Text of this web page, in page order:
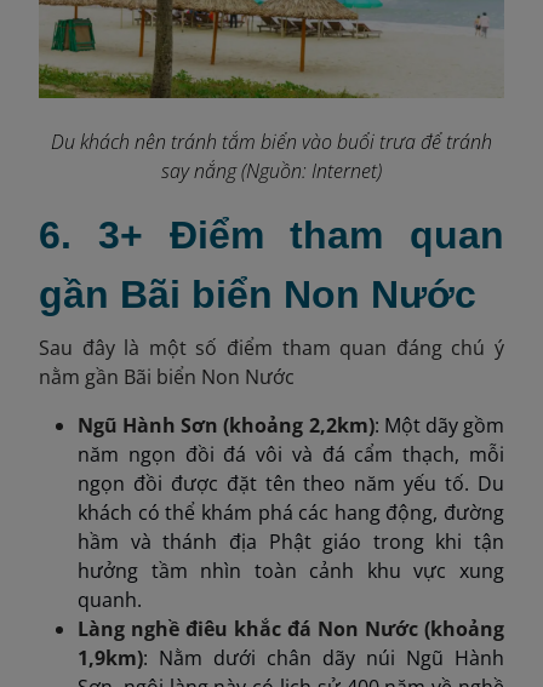
Du khách nên tránh tắm biển vào buổi trưa để tránh
say nắng (Nguồn: Internet)
6. 3+ Điểm tham quan
gần Bãi biển Non Nước
Sau đây là một số điểm tham quan đáng chú ý
nằm gần Bãi biển Non Nước
Ngũ Hành Sơn (khoảng 2,2km): Một dãy gồm
năm ngọn đồi đá vôi và đá cẩm thạch, mỗi
ngọn đồi được đặt tên theo năm yếu tố. Du
khách có thể khám phá các hang động, đường
hầm và thánh địa Phật giáo trong khi tận
hưởng tầm nhìn toàn cảnh khu vực xung
quanh.​
Làng nghề điêu khắc đá Non Nước (khoảng
1,9km): Nằm dưới chân dãy núi Ngũ Hành